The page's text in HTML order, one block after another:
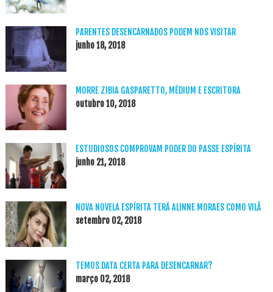
PARENTES DESENCARNADOS PODEM NOS VISITAR
junho 18, 2018
MORRE ZIBIA GASPARETTO, MÉDIUM E ESCRITORA
outubro 10, 2018
ESTUDIOSOS COMPROVAM PODER DO PASSE ESPÍRITA
junho 21, 2018
NOVA NOVELA ESPÍRITA TERÁ ALINNE MORAES COMO VILÃ
setembro 02, 2018
TEMOS DATA CERTA PARA DESENCARNAR?
março 02, 2018